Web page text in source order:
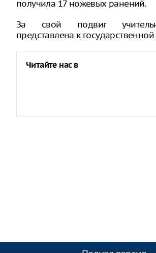
получила 17 ножевых ранений.
За свой подвиг
представлена к
Читайте нас в